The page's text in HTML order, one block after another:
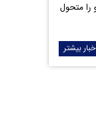
را متحول
بیشتر